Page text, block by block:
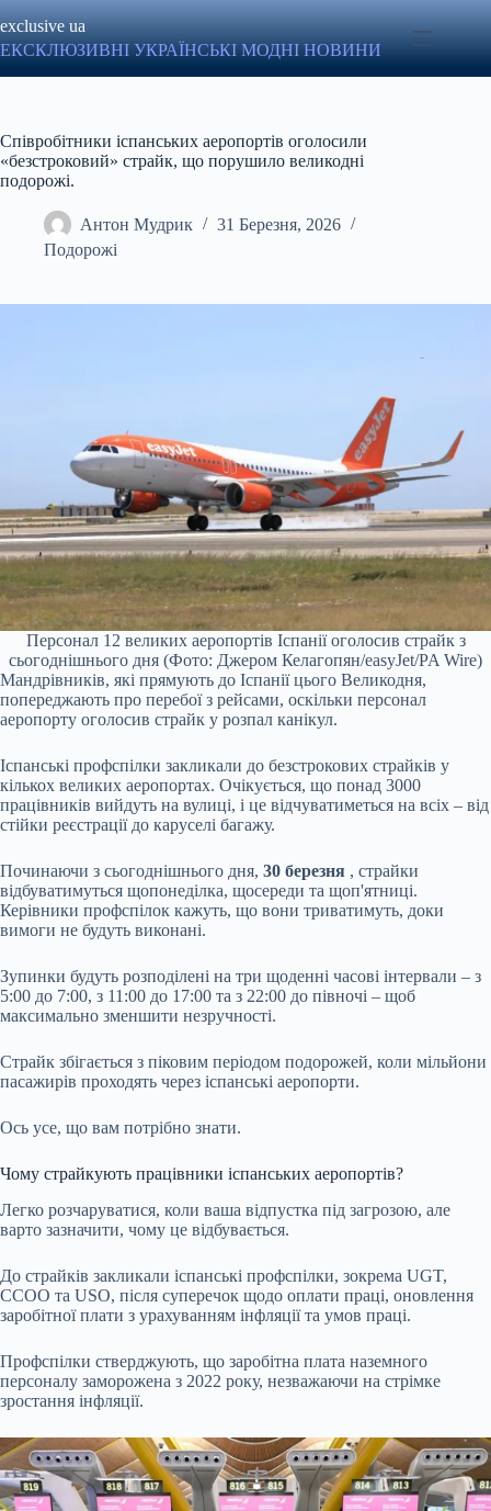
до
вмісту
exclusive ua
ЕКСКЛЮЗИВНІ УКРАЇНСЬКІ МОДНІ НОВИНИ
Співробітники іспанських аеропортів оголосили
«безстроковий» страйк, що порушило великодні
подорожі.
Антон Мудрик
31 Березня, 2026
Подорожі
Персонал 12 великих аеропортів Іспанії оголосив страйк з
сьогоднішнього дня (Фото: Джером Келагопян/easyJet/PA Wire)
Мандрівників, які прямують до Іспанії цього Великодня,
попереджають про перебої з рейсами, оскільки персонал
аеропорту оголосив страйк у розпал канікул.
Іспанські профспілки закликали до безстрокових страйків у
кількох великих аеропортах. Очікується, що понад 3000
працівників вийдуть на вулиці, і це відчуватиметься на всіх – від
стійки реєстрації до каруселі багажу.
Починаючи з сьогоднішнього дня, 30 березня , страйки
відбуватимуться щопонеділка, щосереди та щоп'ятниці.
Керівники профспілок кажуть, що вони триватимуть, доки
вимоги не будуть виконані.
Зупинки будуть розподілені на три щоденні часові інтервали – з
5:00 до 7:00, з 11:00 до 17:00 та з 22:00 до півночі – щоб
максимально зменшити незручності.
Страйк збігається з піковим періодом подорожей, коли мільйони
пасажирів проходять через іспанські аеропорти.
Ось усе, що вам потрібно знати.
Чому страйкують працівники іспанських аеропортів?
Легко розчаруватися, коли ваша відпустка під загрозою, але
варто зазначити, чому це відбувається.
До страйків закликали іспанські профспілки, зокрема UGT,
CCOO та USO, після суперечок щодо оплати праці, оновлення
заробітної плати з урахуванням інфляції та умов праці.
Профспілки стверджують, що заробітна плата наземного
персоналу заморожена з 2022 року, незважаючи на стрімке
зростання інфляції.